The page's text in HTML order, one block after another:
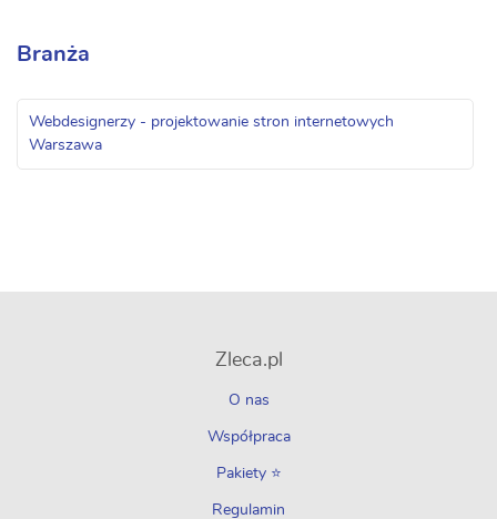
Branża
Webdesignerzy - projektowanie stron internetowych
Warszawa
Zleca.pl
O nas
Współpraca
Pakiety ⭐
Regulamin